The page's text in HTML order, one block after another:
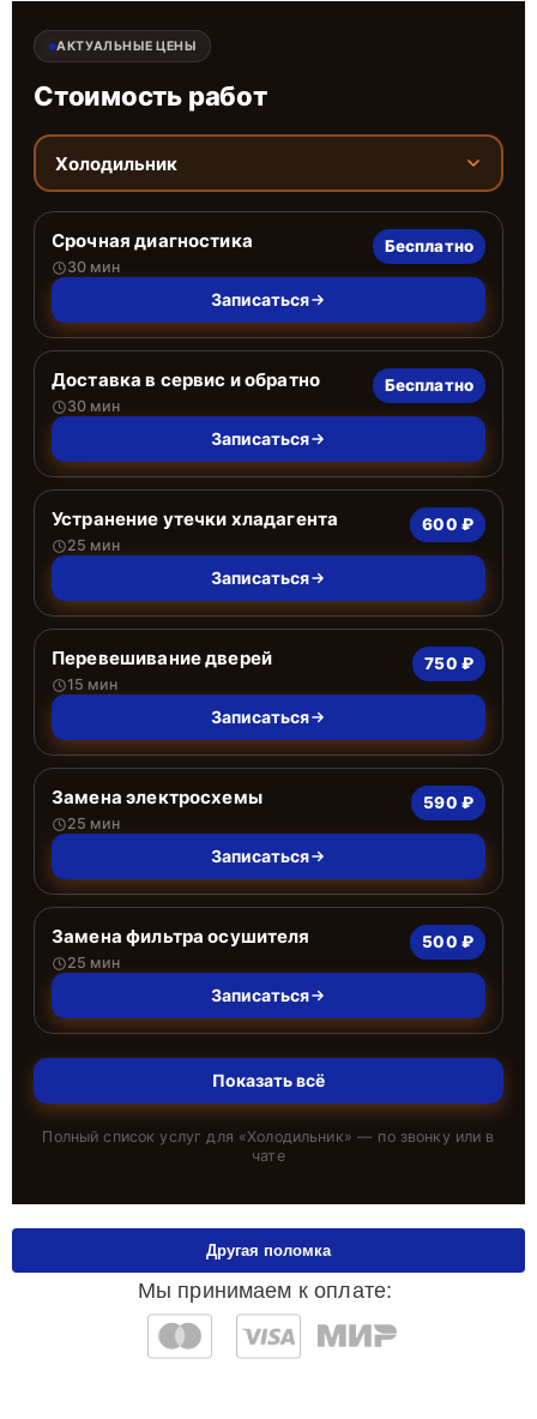
АКТУАЛЬНЫЕ ЦЕНЫ
Стоимость работ
Холодильник
Срочная диагностика
30 мин
Бесплатно
Записаться
Доставка в сервис и обратно
30 мин
Бесплатно
Записаться
Устранение утечки хладагента
25 мин
600 ₽
Записаться
Перевешивание дверей
15 мин
750 ₽
Записаться
Замена электросхемы
25 мин
590 ₽
Записаться
Замена фильтра осушителя
25 мин
500 ₽
Записаться
Показать всё
Полный список услуг для «Холодильник» — по звонку или в
чате
Мы принимаем к оплате:
Другая поломка